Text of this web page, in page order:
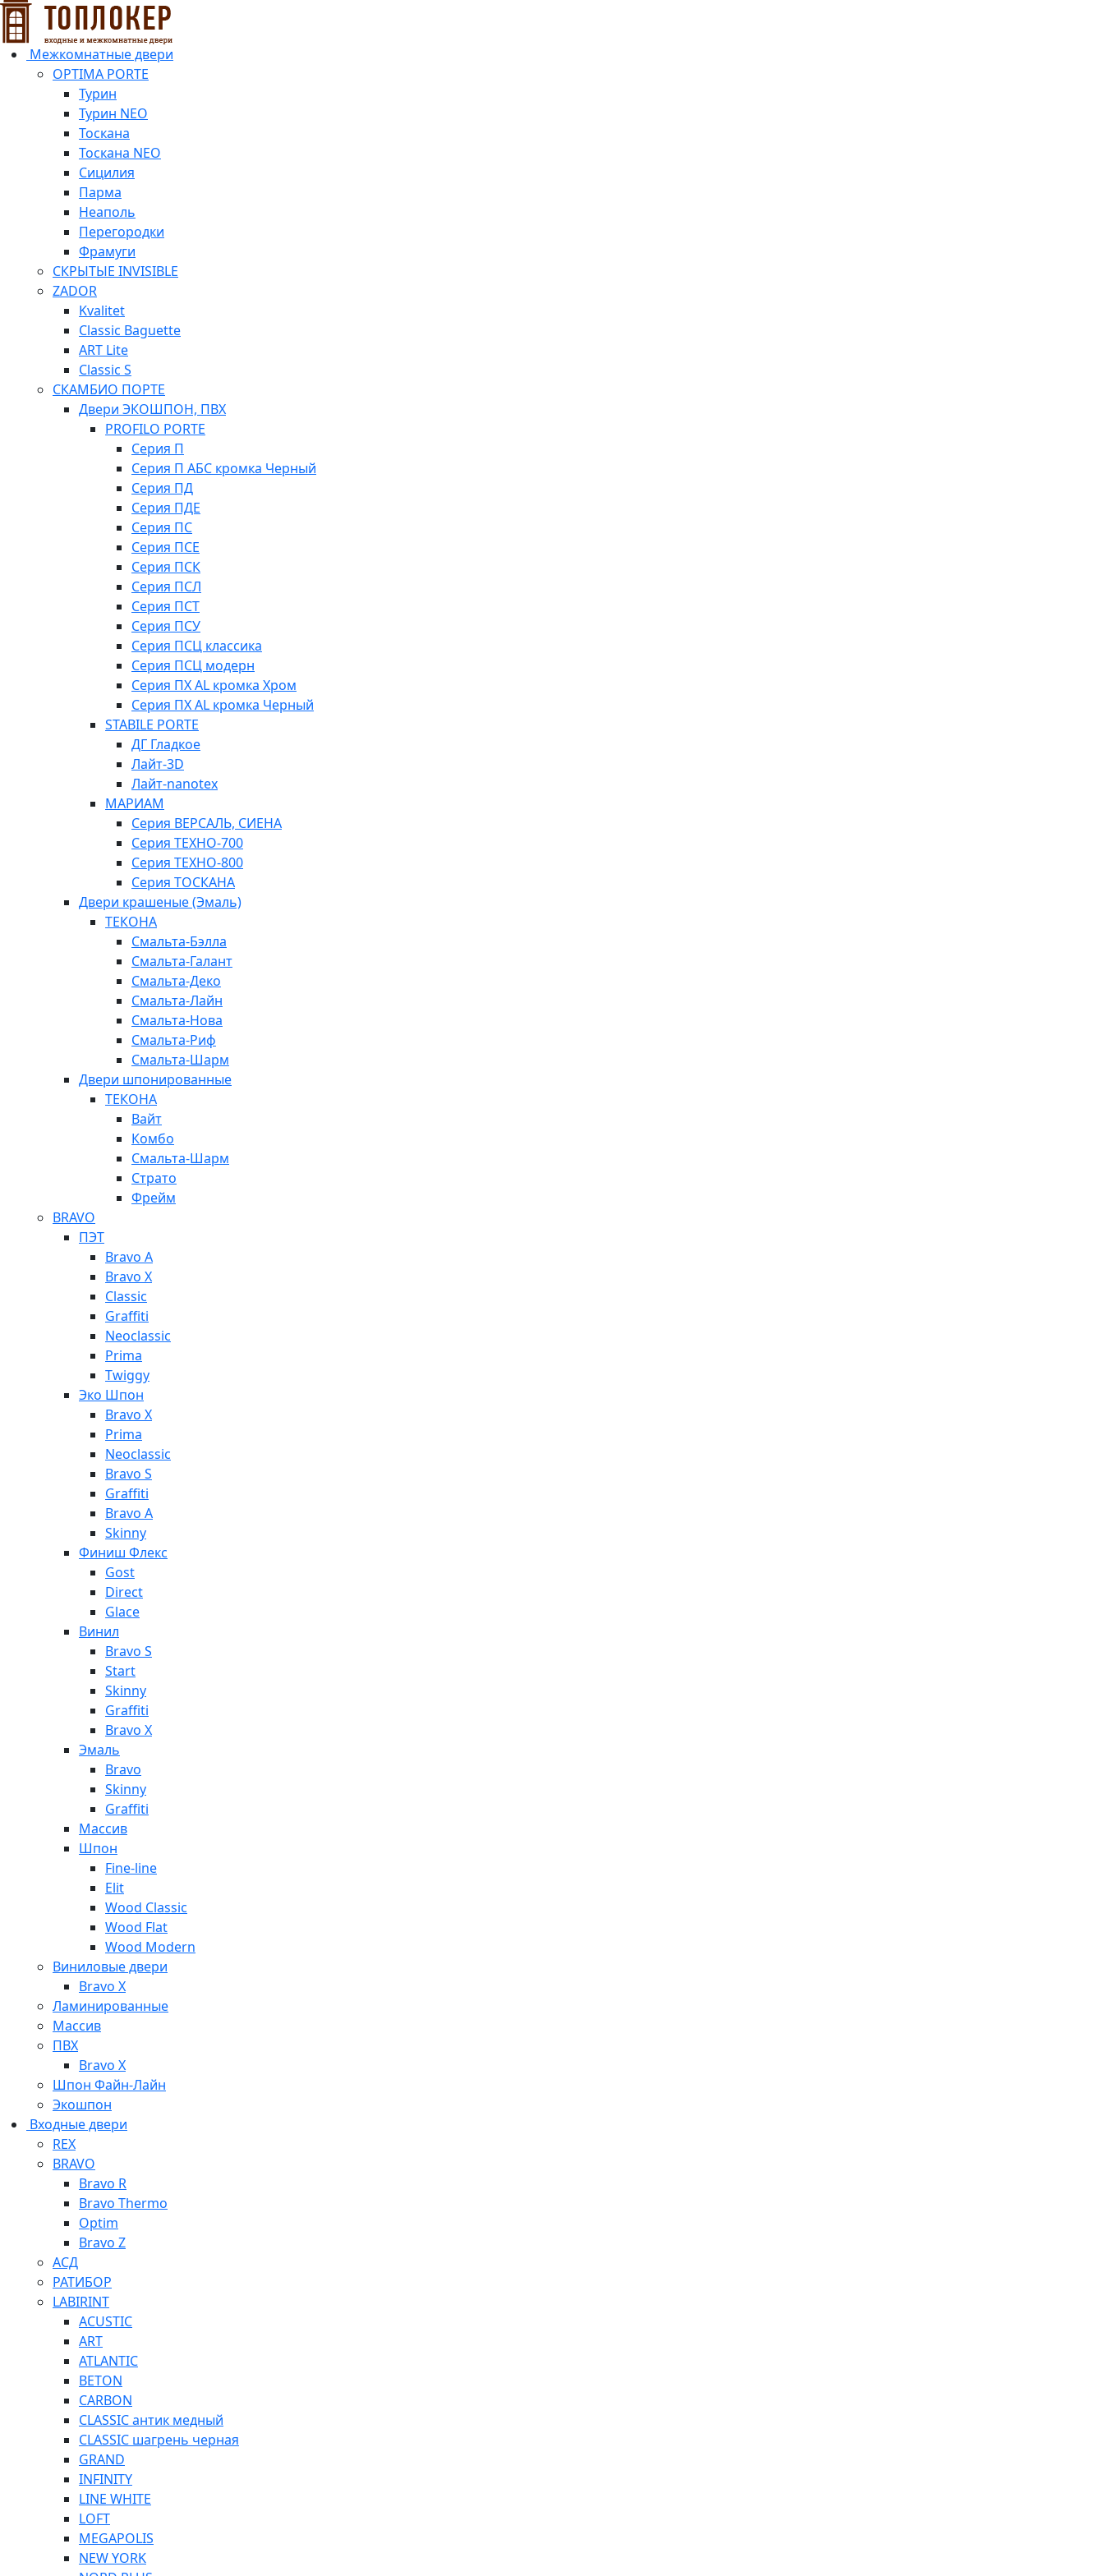
Межкомнатные двери
OPTIMA PORTE
Турин
Турин NEO
Тоскана
Тоскана NEO
Сицилия
Парма
Неаполь
Перегородки
Фрамуги
СКРЫТЫЕ INVISIBLE
ZADOR
Kvalitet
Classic Baguette
ART Lite
Classic S
СКАМБИО ПОРТЕ
Двери ЭКОШПОН, ПВХ
PROFILO PORTE
Серия П
Серия П АБС кромка Черный
Серия ПД
Серия ПДЕ
Серия ПС
Серия ПСЕ
Серия ПСК
Серия ПСЛ
Серия ПСТ
Серия ПСУ
Серия ПСЦ классика
Серия ПСЦ модерн
Серия ПХ AL кромка Хром
Серия ПХ AL кромка Черный
STABILE PORTE
ДГ Гладкое
Лайт-3D
Лайт-nanotex
МАРИАМ
Серия ВЕРСАЛЬ, СИЕНА
Серия ТЕХНО-700
Серия ТЕХНО-800
Серия ТОСКАНА
Двери крашеные (Эмаль)
ТЕКОНА
Смальта-Бэлла
Смальта-Галант
Смальта-Деко
Смальта-Лайн
Смальта-Нова
Смальта-Риф
Смальта-Шарм
Двери шпонированные
ТЕКОНА
Вайт
Комбо
Смальта-Шарм
Страто
Фрейм
BRAVO
ПЭТ
Bravo A
Bravo X
Classic
Graffiti
Neoclassic
Prima
Twiggy
Эко Шпон
Bravo X
Prima
Neoclassic
Bravo S
Graffiti
Bravo A
Skinny
Финиш Флекс
Gost
Direct
Glace
Винил
Bravo S
Start
Skinny
Graffiti
Bravo X
Эмаль
Bravo
Skinny
Graffiti
Массив
Шпон
Fine-line
Elit
Wood Classic
Wood Flat
Wood Modern
Виниловые двери
Bravo X
Ламинированные
Массив
ПВХ
Bravo X
Шпон Файн-Лайн
Экошпон
Входные двери
REX
BRAVO
Bravo R
Bravo Thermo
Optim
Bravo Z
АСД
РАТИБОР
LABIRINT
ACUSTIC
ART
ATLANTIC
BETON
CARBON
CLASSIC антик медный
CLASSIC шагрень черная
GRAND
INFINITY
LINE WHITE
LOFT
MEGAPOLIS
NEW YORK